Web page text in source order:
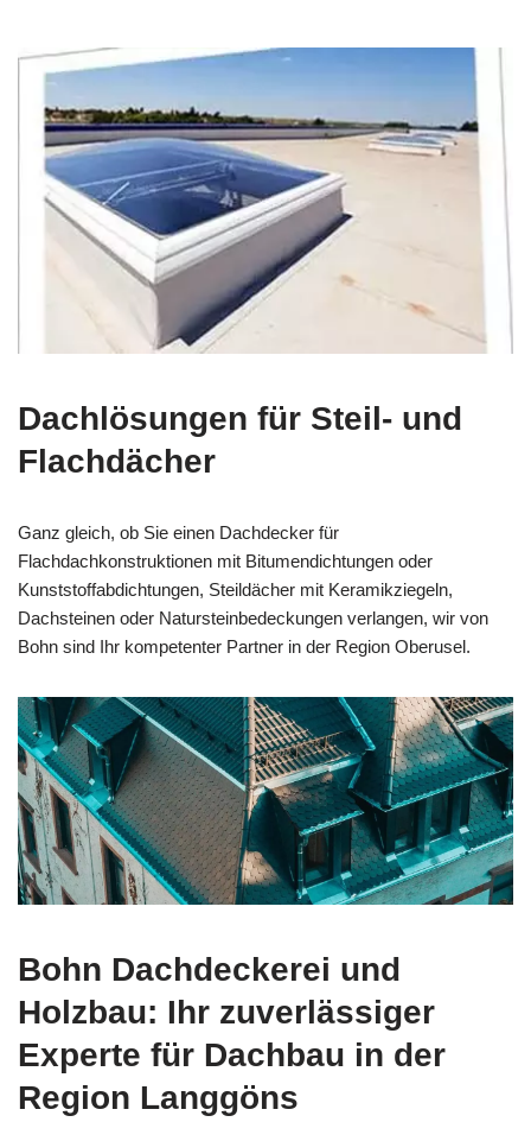
Dachlösungen für Steil- und
Flachdächer
Ganz gleich, ob Sie einen Dachdecker für
Flachdachkonstruktionen mit Bitumendichtungen oder
Kunststoffabdichtungen, Steildächer mit Keramikziegeln,
Dachsteinen oder Natursteinbedeckungen verlangen, wir von
Bohn sind Ihr kompetenter Partner in der Region Oberusel.
Bohn Dachdeckerei und
Holzbau: Ihr zuverlässiger
Experte für Dachbau in der
Region Langgöns